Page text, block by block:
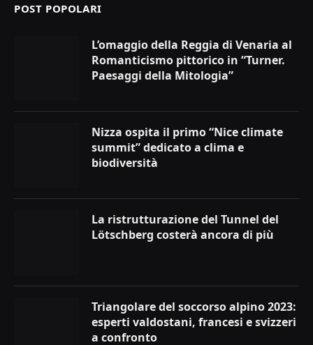
POST POPOLARI
L’omaggio della Reggia di Venaria al
Romanticismo pittorico in “Turner.
Paesaggi della Mitologia”
Nizza ospita il primo “Nice climate
summit” dedicato a clima e
biodiversità
La ristrutturazione del Tunnel del
Lötschberg costerà ancora di più
Triangolare del soccorso alpino 2023:
esperti valdostani, francesi e svizzeri
a confronto